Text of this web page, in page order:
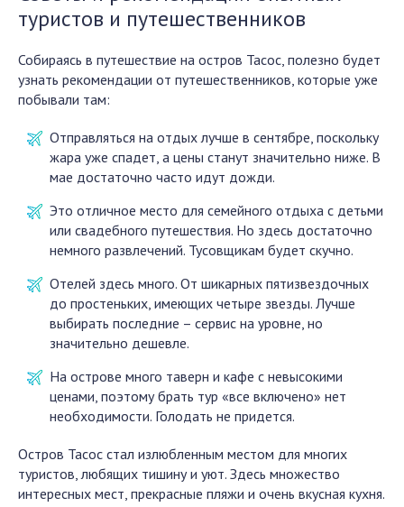
туристов и путешественников
Собираясь в путешествие на остров Тасос, полезно будет
узнать рекомендации от путешественников, которые уже
побывали там:
Отправляться на отдых лучше в сентябре, поскольку
жара уже спадет, а цены станут значительно ниже. В
мае достаточно часто идут дожди.
Это отличное место для семейного отдыха с детьми
или свадебного путешествия. Но здесь достаточно
немного развлечений. Тусовщикам будет скучно.
Отелей здесь много. От шикарных пятизвездочных
до простеньких, имеющих четыре звезды. Лучше
выбирать последние – сервис на уровне, но
значительно дешевле.
На острове много таверн и кафе с невысокими
ценами, поэтому брать тур «все включено» нет
необходимости. Голодать не придется.
Остров Тасос стал излюбленным местом для многих
туристов, любящих тишину и уют. Здесь множество
интересных мест, прекрасные пляжи и очень вкусная кухня.